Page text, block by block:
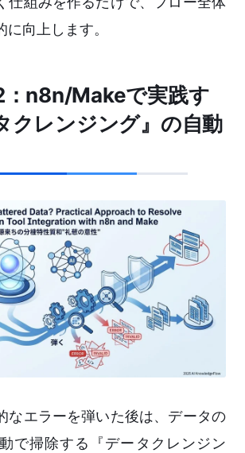
向上します。
：n8n/Makeで実践す
クレンジング』の自動
なエラーを弾いた後は、データの
で掃除する『データクレンジン